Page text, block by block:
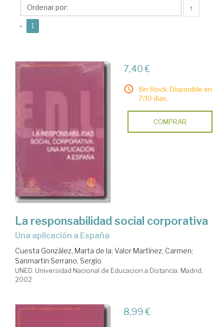
Sergio
↑
« 1
7,40 €
Sin Stock. Disponible en
7/10 días.
COMPRAR
La responsabilidad social corporativa
una aplicación a España
Cuesta González, Marta de la; Valor Martínez, Carmen;
Sanmartin Serrano, Sergio
UNED. Universidad Nacional de Educacion a Distancia. Madrid,
2002
8,99 €